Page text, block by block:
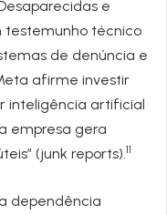
e
testemunho técnico
de denúncia e
afirme investir
inteligência artificial
empresa gera
(junk reports). 11
dependência